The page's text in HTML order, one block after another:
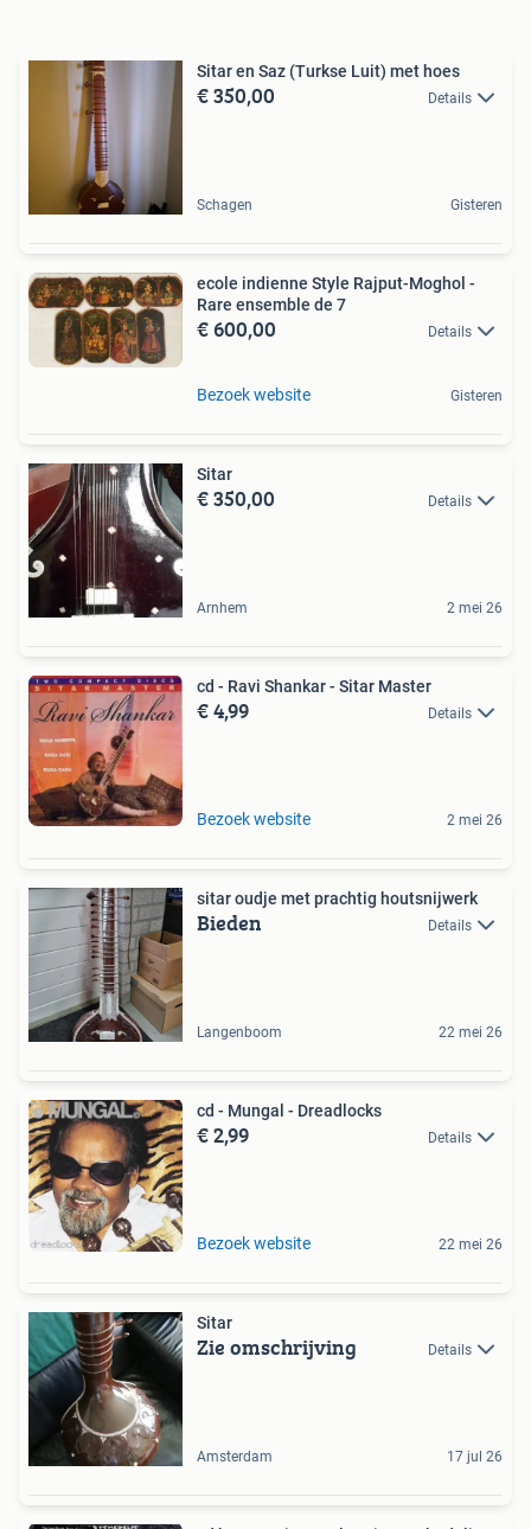
Sitar en Saz (Turkse Luit) met hoes
€ 350,00 Details
Schagen Gisteren
ecole indienne Style Rajput-Moghol -
Rare ensemble de 7
€ 600,00 Details
Bezoek website Gisteren
Sitar
€ 350,00 Details
Arnhem 2 mei 26
cd - Ravi Shankar - Sitar Master
€ 4,99 Details
Bezoek website 2 mei 26
sitar oudje met prachtig houtsnijwerk
Bieden Details
Langenboom 22 mei 26
cd - Mungal - Dreadlocks
€ 2,99 Details
Bezoek website 22 mei 26
Sitar
Zie omschrijving Details
Amsterdam 17 jul 26